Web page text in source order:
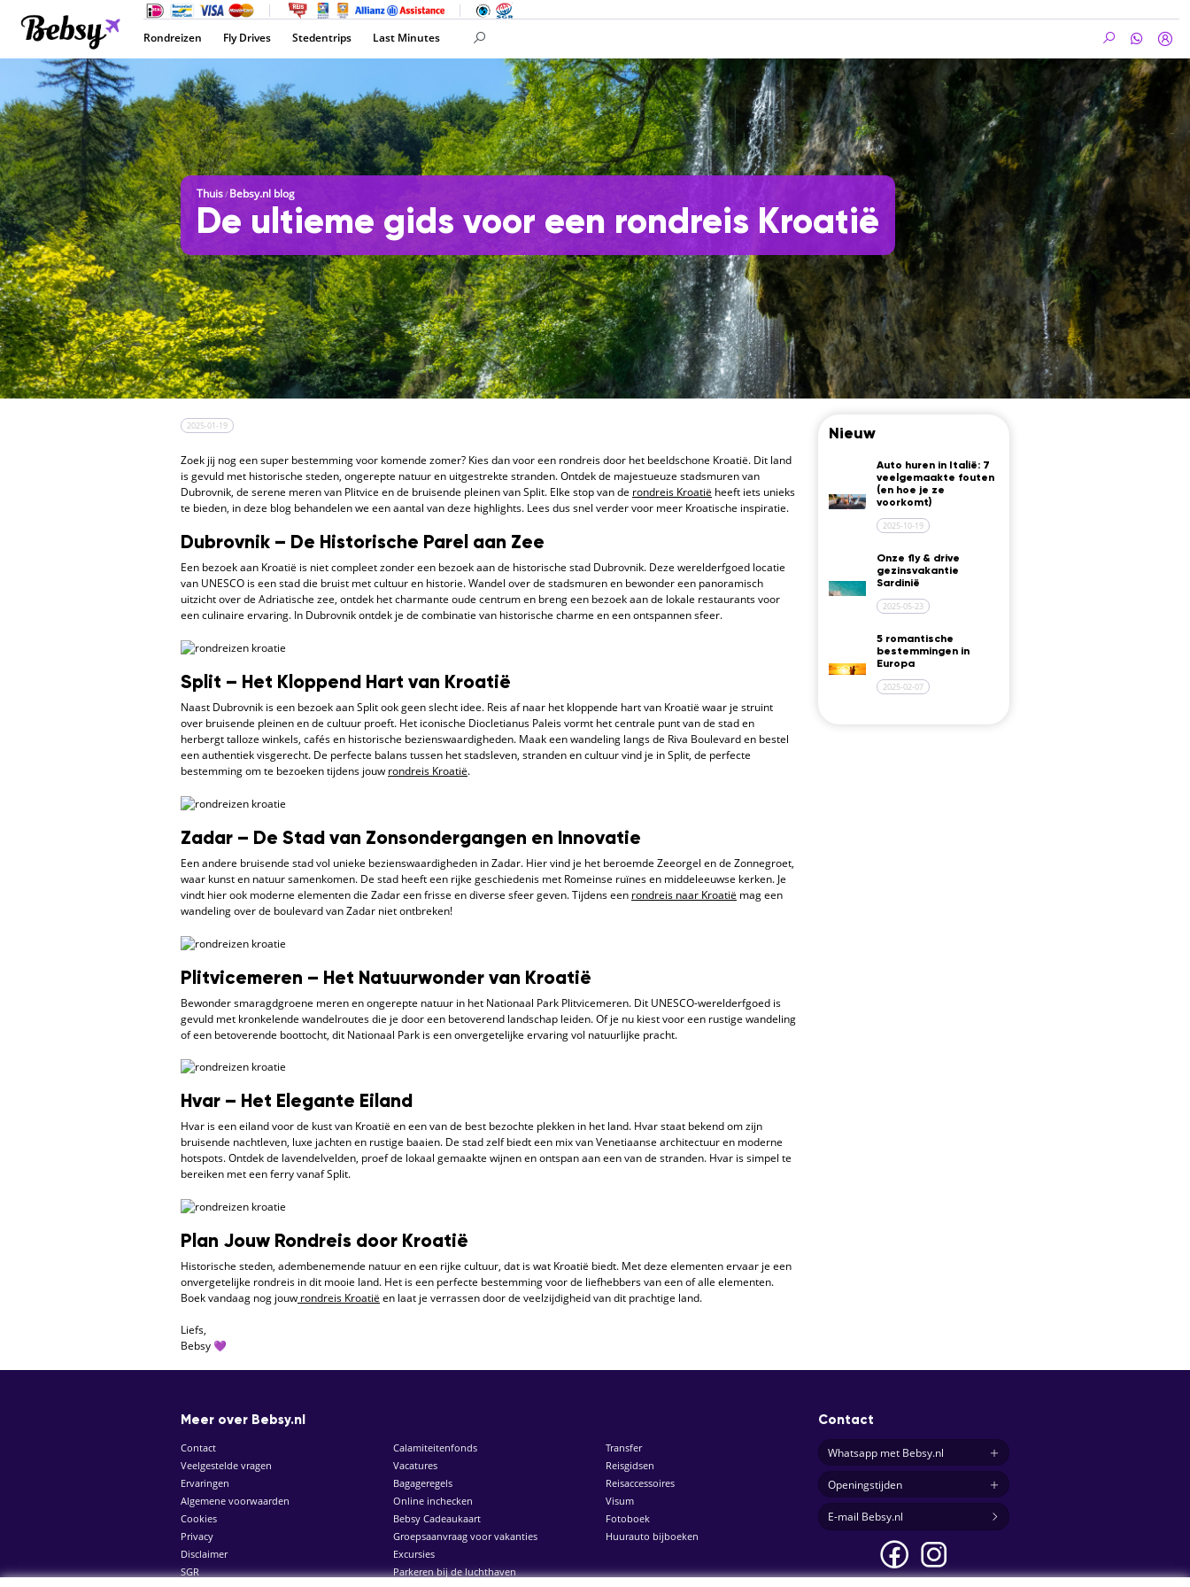
Rondreizen Fly Drives Stedentrips Last Minutes
Thuis/ Bebsy.nl blog
De ultieme gids voor een rondreis Kroatië
2025-01-19
Zoek jij nog een super bestemming voor komende zomer? Kies dan voor een rondreis door het beeldschone Kroatië. Dit land
is gevuld met historische steden, ongerepte natuur en uitgestrekte stranden. Ontdek de majestueuze stadsmuren van
Dubrovnik, de serene meren van Plitvice en de bruisende pleinen van Split. Elke stop van de rondreis Kroatië heeft iets unieks
te bieden, in deze blog behandelen we een aantal van deze highlights. Lees dus snel verder voor meer Kroatische inspiratie.
Dubrovnik – De Historische Parel aan Zee
Een bezoek aan Kroatië is niet compleet zonder een bezoek aan de historische stad Dubrovnik. Deze werelderfgoed locatie
van UNESCO is een stad die bruist met cultuur en historie. Wandel over de stadsmuren en bewonder een panoramisch
uitzicht over de Adriatische zee, ontdek het charmante oude centrum en breng een bezoek aan de lokale restaurants voor
een culinaire ervaring. In Dubrovnik ontdek je de combinatie van historische charme en een ontspannen sfeer.
Split – Het Kloppend Hart van Kroatië
Naast Dubrovnik is een bezoek aan Split ook geen slecht idee. Reis af naar het kloppende hart van Kroatië waar je struint
over bruisende pleinen en de cultuur proeft. Het iconische Diocletianus Paleis vormt het centrale punt van de stad en
herbergt talloze winkels, cafés en historische bezienswaardigheden. Maak een wandeling langs de Riva Boulevard en bestel
een authentiek visgerecht. De perfecte balans tussen het stadsleven, stranden en cultuur vind je in Split, de perfecte
bestemming om te bezoeken tijdens jouw rondreis Kroatië.
Zadar – De Stad van Zonsondergangen en Innovatie
Een andere bruisende stad vol unieke bezienswaardigheden in Zadar. Hier vind je het beroemde Zeeorgel en de Zonnegroet,
waar kunst en natuur samenkomen. De stad heeft een rijke geschiedenis met Romeinse ruïnes en middeleeuwse kerken. Je
vindt hier ook moderne elementen die Zadar een frisse en diverse sfeer geven. Tijdens een rondreis naar Kroatië mag een
wandeling over de boulevard van Zadar niet ontbreken!
Plitvicemeren – Het Natuurwonder van Kroatië
Bewonder smaragdgroene meren en ongerepte natuur in het Nationaal Park Plitvicemeren. Dit UNESCO-werelderfgoed is
gevuld met kronkelende wandelroutes die je door een betoverend landschap leiden. Of je nu kiest voor een rustige wandeling
of een betoverende boottocht, dit Nationaal Park is een onvergetelijke ervaring vol natuurlijke pracht.
Hvar – Het Elegante Eiland
Hvar is een eiland voor de kust van Kroatië en een van de best bezochte plekken in het land. Hvar staat bekend om zijn
bruisende nachtleven, luxe jachten en rustige baaien. De stad zelf biedt een mix van Venetiaanse architectuur en moderne
hotspots. Ontdek de lavendelvelden, proef de lokaal gemaakte wijnen en ontspan aan een van de stranden. Hvar is simpel te
bereiken met een ferry vanaf Split.
Plan Jouw Rondreis door Kroatië
Historische steden, adembenemende natuur en een rijke cultuur, dat is wat Kroatië biedt. Met deze elementen ervaar je een
onvergetelijke rondreis in dit mooie land. Het is een perfecte bestemming voor de liefhebbers van een of alle elementen.
Boek vandaag nog jouw rondreis Kroatië en laat je verrassen door de veelzijdigheid van dit prachtige land.
Liefs,
Bebsy 💜
Nieuw
Auto huren in Italië: 7
veelgemaakte fouten
(en hoe je ze
voorkomt)
2025-10-19
Onze fly & drive
gezinsvakantie
Sardinië
2025-05-23
5 romantische
bestemmingen in
Europa
2025-02-07
Meer over Bebsy.nl
Contact
Veelgestelde vragen
Ervaringen
Algemene voorwaarden
Cookies
Privacy
Disclaimer
SGR
Calamiteitenfonds
Vacatures
Bagageregels
Online inchecken
Bebsy Cadeaukaart
Groepsaanvraag voor vakanties
Excursies
Parkeren bij de luchthaven
Transfer
Reisgidsen
Reisaccessoires
Visum
Fotoboek
Huurauto bijboeken
Contact
Whatsapp met Bebsy.nl
Openingstijden
E-mail Bebsy.nl